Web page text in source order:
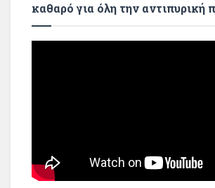
καθαρό για όλη την αντιπυρική